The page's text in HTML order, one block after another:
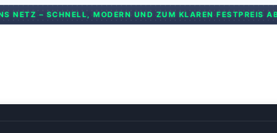
– SCHNELL, MODERN UND ZUM KLAREN FESTPREIS